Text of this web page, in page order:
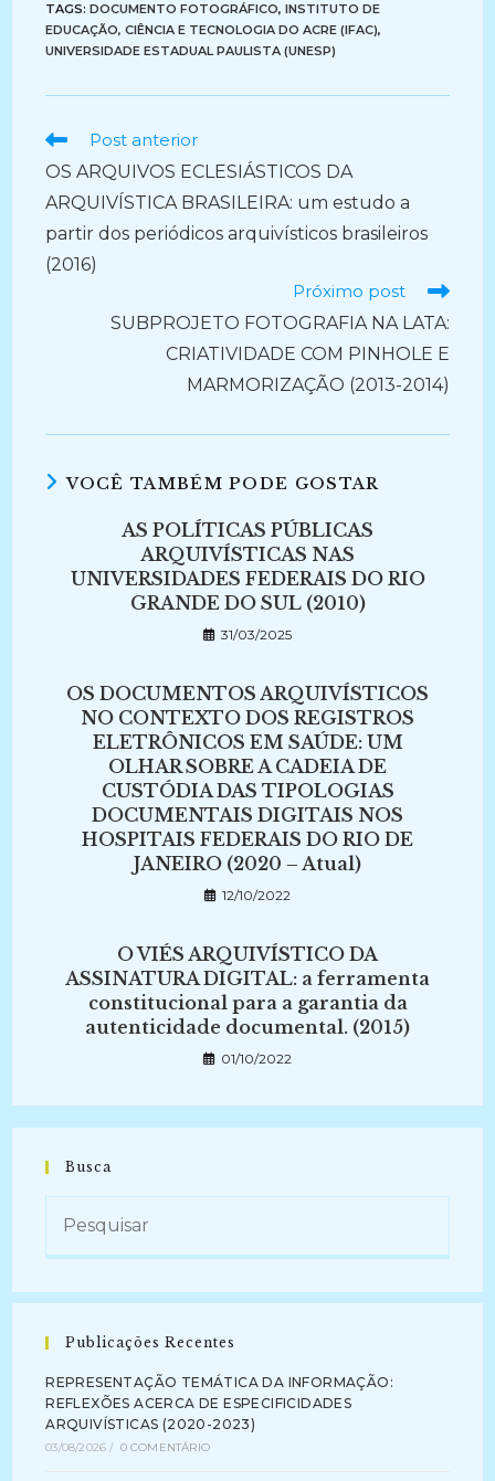
TAGS:DOCUMENTO FOTOGRÁFICO, INSTITUTO DE
EDUCAÇÃO, CIÊNCIA E TECNOLOGIA DO ACRE (IFAC),
UNIVERSIDADE ESTADUAL PAULISTA (UNESP)
Ler
artigos
Post anterior
OS ARQUIVOS ECLESIÁSTICOS DA
ARQUIVÍSTICA BRASILEIRA: um estudo a
partir dos periódicos arquivísticos brasileiros
(2016)
Próximo post
SUBPROJETO FOTOGRAFIA NA LATA:
CRIATIVIDADE COM PINHOLE E
MARMORIZAÇÃO (2013-2014)
VOCÊ TAMBÉM PODE GOSTAR
AS POLÍTICAS PÚBLICAS
ARQUIVÍSTICAS NAS
UNIVERSIDADES FEDERAIS DO RIO
GRANDE DO SUL (2010)
31/03/2025
OS DOCUMENTOS ARQUIVÍSTICOS
NO CONTEXTO DOS REGISTROS
ELETRÔNICOS EM SAÚDE: UM
OLHAR SOBRE A CADEIA DE
CUSTÓDIA DAS TIPOLOGIAS
DOCUMENTAIS DIGITAIS NOS
HOSPITAIS FEDERAIS DO RIO DE
JANEIRO (2020 – Atual)
12/10/2022
O VIÉS ARQUIVÍSTICO DA
ASSINATURA DIGITAL: a ferramenta
constitucional para a garantia da
autenticidade documental. (2015)
01/10/2022
Busca
Publicações Recentes
REPRESENTAÇÃO TEMÁTICA DA INFORMAÇÃO:
REFLEXÕES ACERCA DE ESPECIFICIDADES
ARQUIVÍSTICAS (2020-2023)
03/08/2026 / 0 COMENTÁRIO